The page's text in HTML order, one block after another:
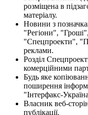
розміщена в
матеріалу.
Новини з
"Регіони",
"Спецпроекти",
реклами.
Розділ
комерційними
Будь яке
поширення
"Інтерфакс-
Власник веб-
публікації.